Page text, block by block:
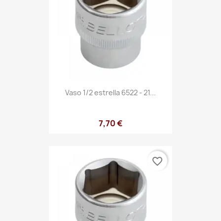
Vaso 1/2 estrella 6522 - 21...
7,70 €
favorite_border